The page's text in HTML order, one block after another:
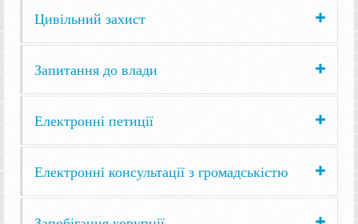
Цивільний захист
Запитання до влади
Електронні петиції
Електронні консультації з громадськістю